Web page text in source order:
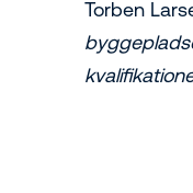
Torben